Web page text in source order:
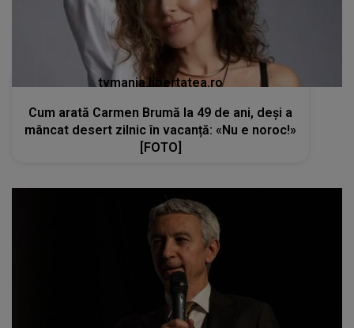
tvmania.libertatea.ro
Cum arată Carmen Brumă la 49 de ani, deși a
mâncat desert zilnic în vacanță: «Nu e noroc!»
[FOTO]